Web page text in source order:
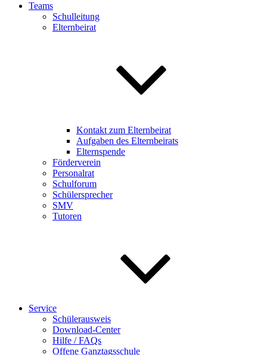
Teams
Schulleitung
Elternbeirat
Kontakt zum Elternbeirat
Aufgaben des Elternbeirats
Elternspende
Förderverein
Personalrat
Schulforum
Schülersprecher
SMV
Tutoren
Service
Schülerausweis
Download-Center
Hilfe / FAQs
Offene Ganztagsschule